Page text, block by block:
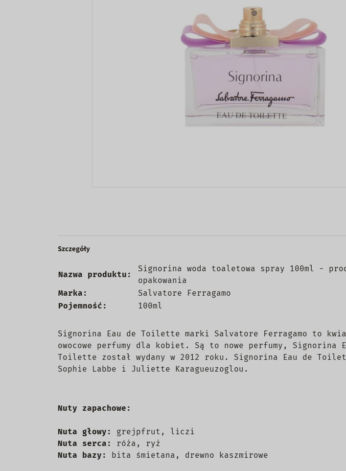
Szczegóły
Nazwa produktu:
Signorina woda toaletowa spray 100ml -
opakowania
Marka:
Salvatore Ferragamo
Pojemność:
100ml
Signorina Eau de Toilette marki Salvatore Ferragamo to
owocowe perfumy dla kobiet. Są to nowe perfumy, Signorina
Toilette został wydany w 2012 roku. Signorina Eau de
Sophie Labbe i Juliette Karagueuzoglou.
Nuty zapachowe:
Nuta głowy: grejpfrut, liczi
Nuta serca: róża, ryż
Nuta bazy: bita śmietana, drewno kaszmirowe